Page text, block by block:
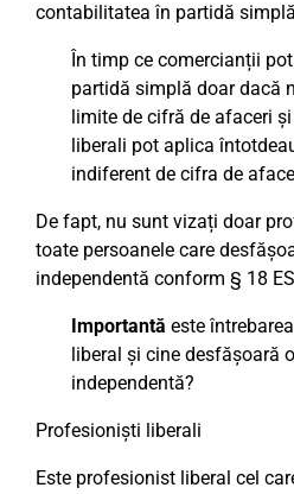
contabilitatea în partidă
În timp ce comercianții
partidă simplă doar dacă
limite de cifră de afaceri
liberali pot aplica
indiferent de cifra de
De fapt, nu sunt vizați doar
toate persoanele care
independentă conform § 18
Importantă este
liberal și cine desfășoară
independentă?
Profesioniști liberali
Este profesionist liberal cel